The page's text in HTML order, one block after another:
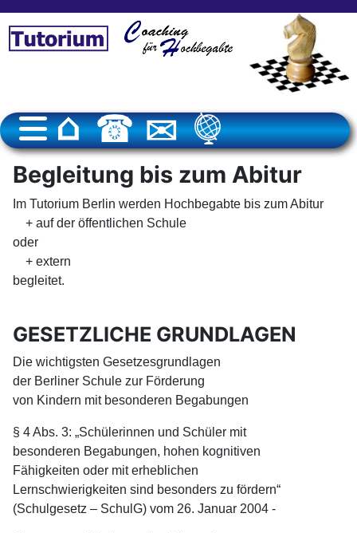
Begleitung bis zum Abitur
Im Tutorium Berlin werden Hochbegabte bis zum Abitur
+ auf der öffentlichen Schule
oder
+ extern
begleitet.
GESETZLICHE GRUNDLAGEN
Die wichtigsten Gesetzesgrundlagen
der Berliner Schule zur Förderung
von Kindern mit besonderen Begabungen
§ 4 Abs. 3: „Schülerinnen und Schüler mit
besonderen Begabungen, hohen kognitiven
Fähigkeiten oder mit erheblichen
Lernschwierigkeiten sind besonders zu fördern“
(Schulgesetz – SchulG) vom 26. Januar 2004 -